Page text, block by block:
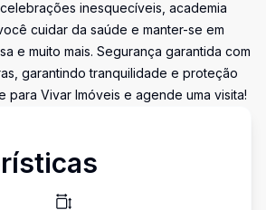
inesquecíveis, academia
cuidar da saúde e manter-se em
e muito mais. Segurança garantida com
garantindo tranquilidade e proteção
para Vivar Imóveis e agende uma visita!